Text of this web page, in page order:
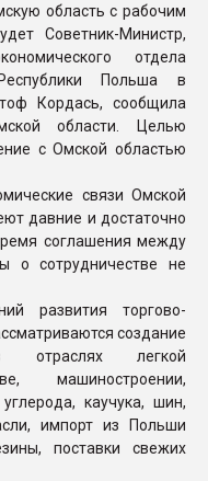
ПЕРЕЙТИ НА
область с рабочим
Советник-Министр,
отдела
Польша в
Кордась, сообщила
области. Целью
с Омской областью
связи Омской
давние и достаточно
соглашения между
о сотрудничестве не
развития торгово-
создание
отраслях легкой
машиностроении,
каучука, шин,
импорт из Польши
поставки свежих